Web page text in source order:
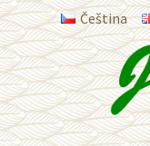
Čeština